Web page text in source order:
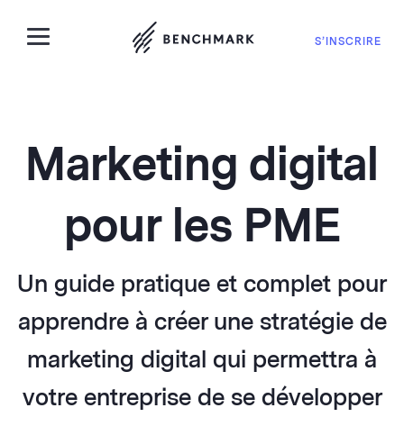
S’INSCRIRE
Marketing digital
pour les PME
Un guide pratique et complet pour
apprendre à créer une stratégie de
marketing digital qui permettra à
votre entreprise de se développer